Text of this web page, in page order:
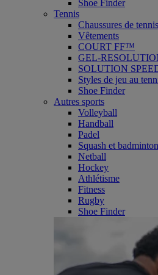
Shoe Finder
Tennis
Chaussures de tennis
Vêtements
COURT FF™
GEL-
SOLUTION
Styles de jeu au
Shoe Finder
Autres sports
Volleyball
Handball
Padel
Squash et badminton
Netball
Hockey
Athlétisme
Fitness
Rugby
Shoe Finder